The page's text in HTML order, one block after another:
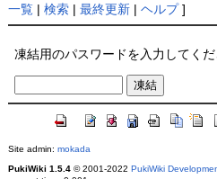
一覧| 検索| 最終更新| ヘルプ]
凍結用のパスワードを入力してくだ
Site admin: mokada
PukiWiki 1.5.4© 2001-2022 PukiWiki